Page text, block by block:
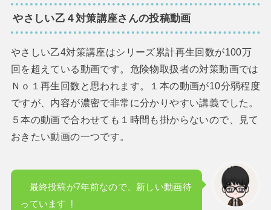
やさしい乙４対策講座さんの投稿動画
やさしい乙4対策講座はシリーズ累計再生回数が100万
回を超えている動画です。危険物取扱者の対策動画では
Ｎｏ１再生回数と思われます。１本の動画が10分弱程度
ですが、内容が濃密で非常に分かりやすい講義でした。
５本の動画で合わせても１時間も掛からないので、見て
おきたい動画の一つです。
最終投稿が7年前なので、新しい動画待
っています